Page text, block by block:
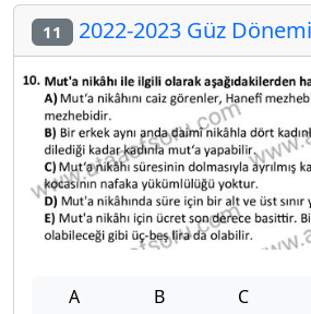
11 2022-2023 Güz Dönemi
A B C